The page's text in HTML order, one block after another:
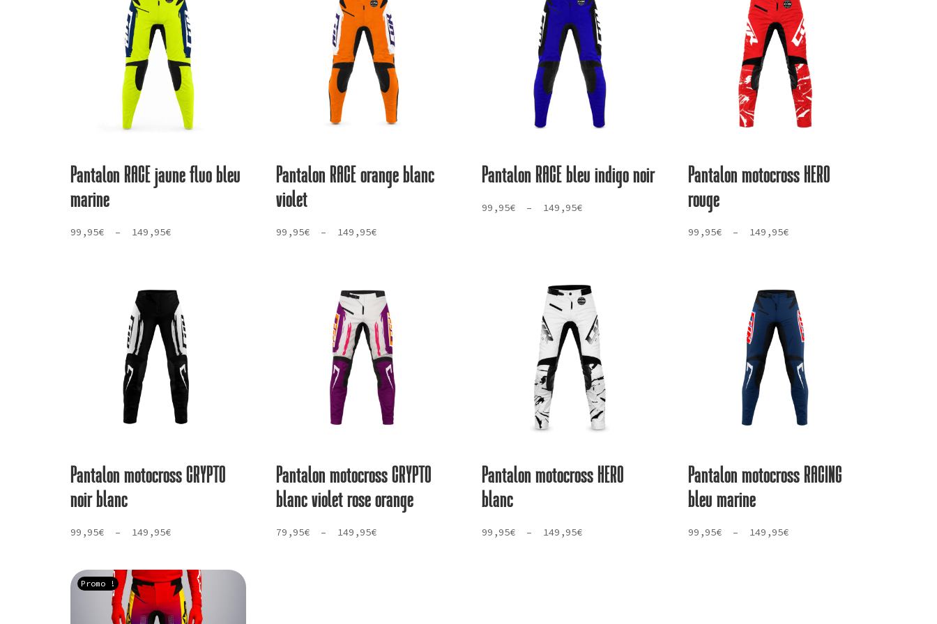
Pantalon RACE jaune fluo bleu
marine
99,95€ – 149,95€Plage
à
149,95€
Pantalon RACE orange blanc
violet
99,95€ – 149,95€Plage
à
149,95€
Pantalon RACE bleu indigo noir
99,95€ – 149,95€Plage
149,95€
Pantalon motocross HERO
rouge
99,95€ – 149,95€Plage
à
149,95€
Pantalon motocross CRYPTO
noir blanc
99,95€ – 149,95€Plage
99,95€
à
149,95€
Pantalon motocross CRYPTO
blanc violet rose orange
79,95€ – 149,95€Plage
Pantalon motocross HERO
blanc
99,95€ – 149,95€Plage
Pantalon motocross RACING
bleu marine
99,95€ – 149,95€Plage
Promo !